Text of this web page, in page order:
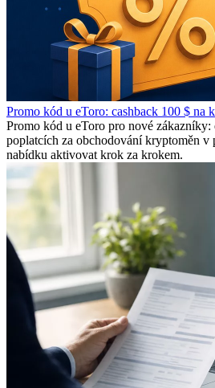
Promo kód u eToro: cashback 100 $ na
Promo kód u eToro pro nové zákazníky:
poplatcích za obchodování kryptoměn v
nabídku aktivovat krok za krokem.